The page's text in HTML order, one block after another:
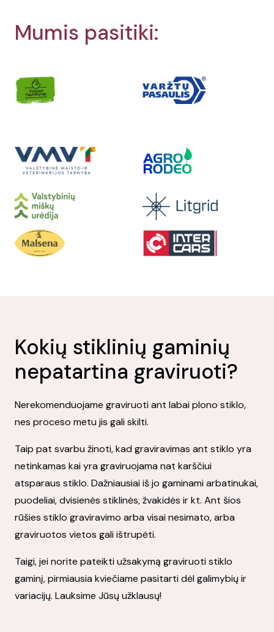
Mumis pasitiki:
Kokių stiklinių gaminių
nepatartina graviruoti?
Nerekomenduojame graviruoti ant labai plono stiklo,
nes proceso metu jis gali skilti.
Taip pat svarbu žinoti, kad graviravimas ant stiklo yra
netinkamas kai yra graviruojama nat karščiui
atsparaus stiklo. Dažniausiai iš jo gaminami arbatinukai,
puodeliai, dvisienės stiklinės, žvakidės ir kt. Ant šios
rūšies stiklo graviravimo arba visai nesimato, arba
graviruotos vietos gali ištrupėti.
Taigi, jei norite pateikti užsakymą graviruoti stiklo
gaminį, pirmiausia kviečiame pasitarti dėl galimybių ir
variacijų. Lauksime Jūsų užklausų!